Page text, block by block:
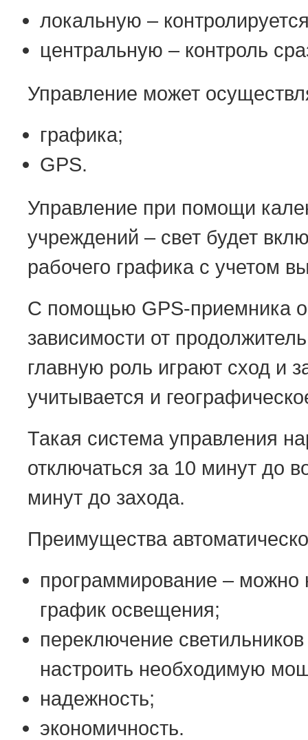
локальную –
центральную – контроль
Управление может
графика;
GPS.
Управление при помощи
учреждений – свет будет
рабочего графика с учетом
С помощью GPS-приемника
зависимости от
главную роль играют сход и
учитывается и
Такая система управления
отключаться за 10 минут до
минут до захода.
Преимущества
программирование – можно
график освещения;
переключение
настроить необходимую
надежность;
экономичность.